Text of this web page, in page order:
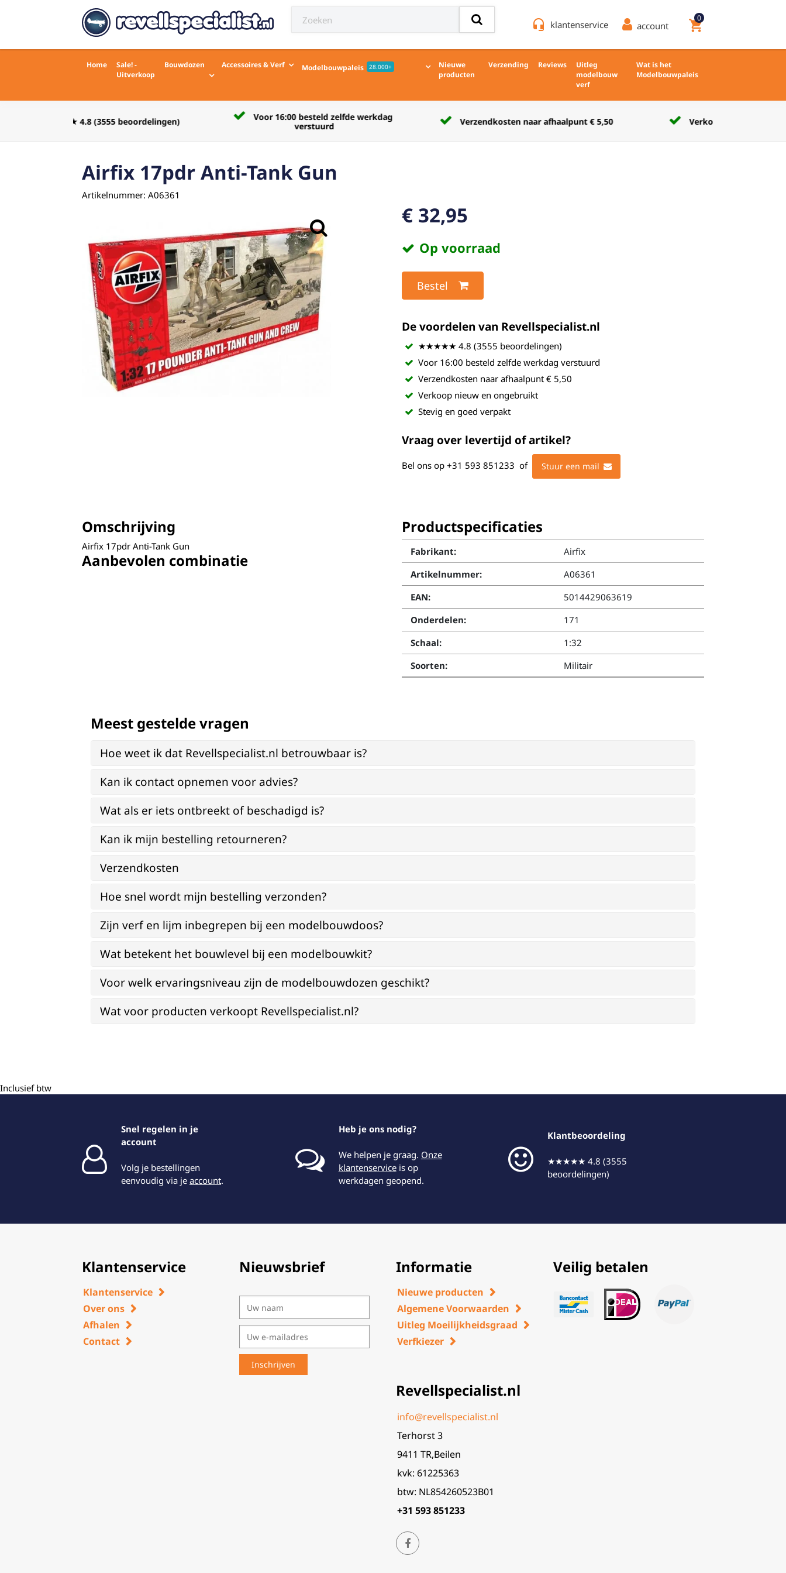
headset_mic klantenservice account shopping_cart
0
Home
Sale! -
Uitverkoop
Bouwdozen Accessoires & Verf Modelbouwpaleis 28.000+
Nieuwe
producten
Verzending Reviews
Uitleg
modelbouw
verf
Wat is het
Modelbouwpaleis
Voor 16:00 besteld zelfde werkdag
verstuurd
Verzendkosten naar afhaalpunt € 5,50 Verkoop nieuw en ongebruikt
Airfix 17pdr Anti-Tank Gun
Artikelnummer: A06361
€ 32,95
Op voorraad
Bestel
De voordelen van Revellspecialist.nl
★★★★★ 4.8 (3555 beoordelingen)
Voor 16:00 besteld zelfde werkdag verstuurd
Verzendkosten naar afhaalpunt € 5,50
Verkoop nieuw en ongebruikt
Stevig en goed verpakt
Vraag over levertijd of artikel?
Bel ons op +31 593 851233 of Stuur een mail
Omschrijving
Airfix 17pdr Anti-Tank Gun
Aanbevolen combinatie
Productspecificaties
Fabrikant:
Airfix
Artikelnummer:
A06361
EAN:
5014429063619
Onderdelen:
171
Schaal:
1:32
Soorten:
Militair
Meest gestelde vragen
Hoe weet ik dat Revellspecialist.nl betrouwbaar is?
Kan ik contact opnemen voor advies?
Wat als er iets ontbreekt of beschadigd is?
Kan ik mijn bestelling retourneren?
Verzendkosten
Hoe snel wordt mijn bestelling verzonden?
Zijn verf en lijm inbegrepen bij een modelbouwdoos?
Wat betekent het bouwlevel bij een modelbouwkit?
Voor welk ervaringsniveau zijn de modelbouwdozen geschikt?
Wat voor producten verkoopt Revellspecialist.nl?
Inclusief btw
Snel regelen in je
account
Volg je bestellingen
eenvoudig via je account.
Heb je ons nodig?
We helpen je graag. Onze
klantenserviceis op
werkdagen geopend.
Klantbeoordeling
★★★★★ 4.8 (3555
beoordelingen)
Klantenservice
Klantenservice
Over ons
Afhalen
Contact
Nieuwsbrief Informatie
Nieuwe producten
Algemene Voorwaarden
Uitleg Moeilijkheidsgraad
Verfkiezer
Revellspecialist.nl
info@revellspecialist.nl
Terhorst 3
9411 TR,Beilen
kvk: 61225363
btw: NL854260523B01
+31 593 851233
Veilig betalen